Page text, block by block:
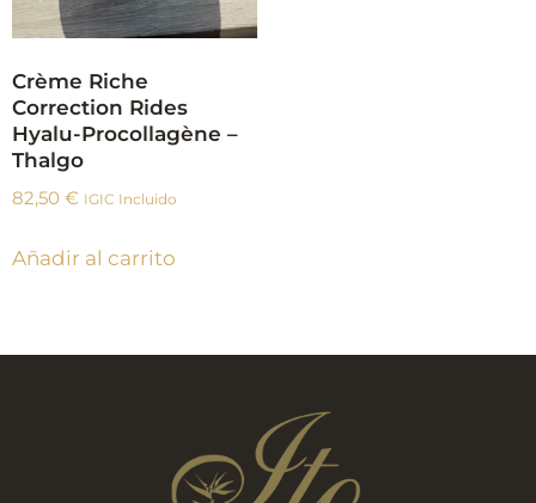
Crème Riche
Correction Rides
Hyalu-Procollagène –
Thalgo
82,50 € IGIC Incluido
Añadir al carrito